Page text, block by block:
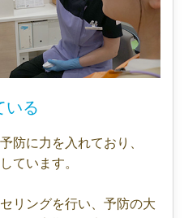
いる
防に力を入れており、
ています。
リングを行い、予防の大